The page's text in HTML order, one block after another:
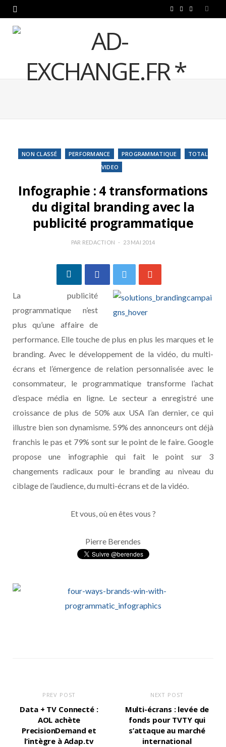
o r I
NON CLASSÉ PERFORMANCE PROGRAMMATIQUE
TOTAL
VIDEO
Infographie : 4 transformations
du digital branding avec la
publicité programmatique
PAR REDACTION 23 MAI 2014
La publicité
programmatique n’est
plus qu’une affaire de
performance. Elle touche de plus en plus les marques et le
branding. Avec le développement de la vidéo, du multi-
écrans et l’émergence de relation personnalisée avec le
consommateur, le programmatique transforme l’achat
d’espace média en ligne. Le secteur a enregistré une
croissance de plus de 50% aux USA l’an dernier, ce qui
illustre bien son dynamisme. 59% des annonceurs ont déjà
franchis le pas et 79% sont sur le point de le faire. Google
propose une infographie qui fait le point sur 3
changements radicaux pour le branding au niveau du
ciblage de l’audience, du multi-écrans et de la vidéo.
Et vous, où en êtes vous ?
Pierre Berendes
PREV POST
Data + TV Connecté :
AOL achète
PrecisionDemand et
l’intègre à Adap.tv
NEXT POST
Multi-écrans : levée de
fonds pour TVTY qui
s’attaque au marché
international